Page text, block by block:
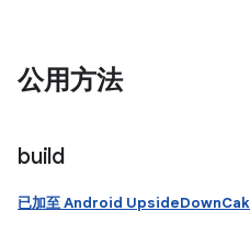
公用方法
build
已加至 Android